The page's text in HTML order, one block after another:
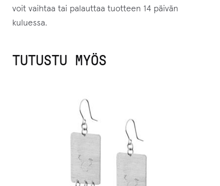
voit vaihtaa tai palauttaa tuotteen 14 päivän
kuluessa.
TUTUSTU MYÖS